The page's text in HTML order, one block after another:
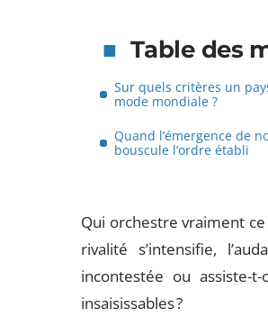
Table des
Sur quels critères un
mode mondiale ?
Quand l’émergence de
bouscule l’ordre établi
Qui orchestre vraiment
rivalité s’intensifie,
incontestée ou assiste-
insaisissables ?